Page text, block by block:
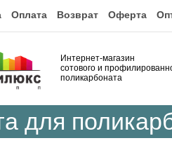
Оплата Возврат Оферта
Интернет-магазин
сотового и
поликарбоната
для